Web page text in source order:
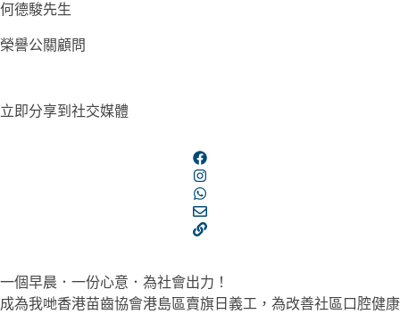
何德駿先生
榮譽公關顧問
立即分享到社交媒體
一個早晨．一份心意．為社會出力！
成為我哋香港苗齒協會港島區賣旗日義工，為改善社區口腔健康